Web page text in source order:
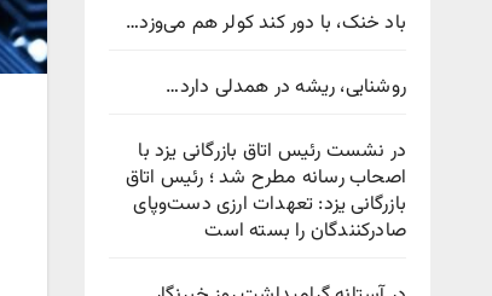
باد خنک، با دور کند کولر هم می‌وزد…
روشنایی، ریشه در همدلی دارد…
در نشست رئیس اتاق بازرگانی یزد با
اصحاب رسانه مطرح شد ؛ رئیس اتاق
بازرگانی یزد: تعهدات ارزی دست‌وپای
صادرکنندگان را بسته است